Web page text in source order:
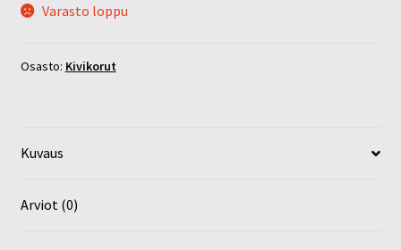
Varasto loppu
Osasto: Kivikorut
Kuvaus
Arviot (0)